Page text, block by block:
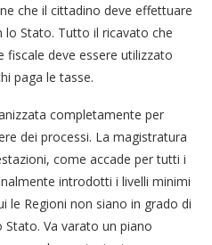
che il cittadino deve effettuare
lo Stato. Tutto il ricavato che
fiscale deve essere utilizzato
paga le tasse.
completamente per
dei processi. La magistratura
come accade per tutti i
introdotti i livelli minimi
le Regioni non siano in grado di
Va varato un piano